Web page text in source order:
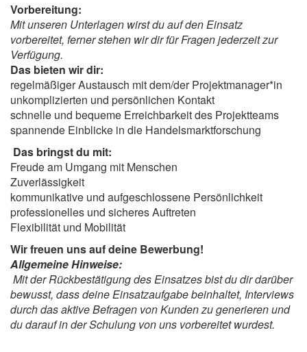
Vorbereitung:
Mit unseren Unterlagen wirst du auf den Einsatz
vorbereitet, ferner stehen wir dir für Fragen jederzeit zur
Verfügung.
Das bieten wir dir:
regelmäßiger Austausch mit dem/der Projektmanager*in
unkomplizierten und persönlichen Kontakt
schnelle und bequeme Erreichbarkeit des Projektteams
spannende Einblicke in die Handelsmarktforschung
Das bringst du mit:
Freude am Umgang mit Menschen
Zuverlässigkeit
kommunikative und aufgeschlossene Persönlichkeit
professionelles und sicheres Auftreten
Flexibilität und Mobilität
Wir freuen uns auf deine Bewerbung!
Allgemeine Hinweise:
Mit der Rückbestätigung des Einsatzes bist du dir darüber
bewusst, dass deine Einsatzaufgabe beinhaltet, Interviews
durch das aktive Befragen von Kunden zu generieren und
du darauf in der Schulung von uns vorbereitet wurdest.